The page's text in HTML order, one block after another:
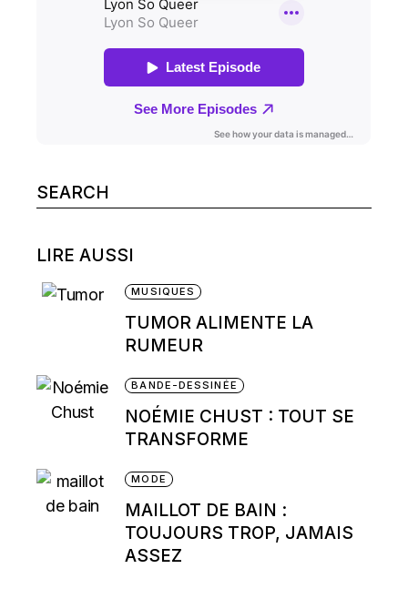
Search
for:
LIRE AUSSI
MUSIQUES
TUMOR ALIMENTE LA
RUMEUR
BANDE-DESSINÉE
NOÉMIE CHUST : TOUT SE
TRANSFORME
MODE
MAILLOT DE BAIN :
TOUJOURS TROP, JAMAIS
ASSEZ